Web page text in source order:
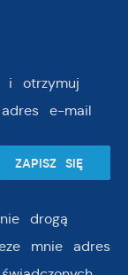
i otrzymuj
e-mail
drogą
mnie adres